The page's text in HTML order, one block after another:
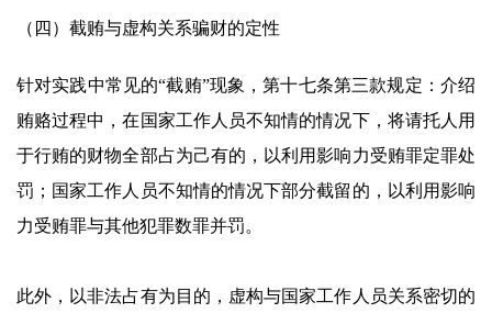
（四）截贿与虚构关系骗财的定性
针对实践中常见的“截贿”现象，第十七条第三款规定：介绍
贿赂过程中，在国家工作人员不知情的情况下，将请托人用
于行贿的财物全部占为己有的，以利用影响力受贿罪定罪处
罚；国家工作人员不知情的情况下部分截留的，以利用影响
力受贿罪与其他犯罪数罪并罚。
此外，以非法占有为目的，虚构与国家工作人员关系密切的